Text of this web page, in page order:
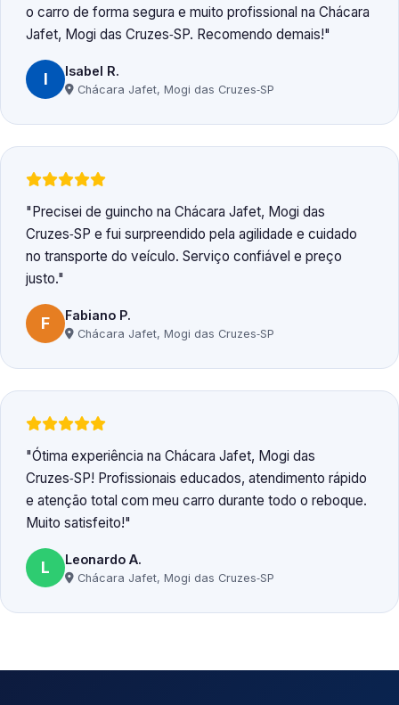
o carro de forma segura e muito profissional na Chácara
Jafet, Mogi das Cruzes‑SP. Recomendo demais!
I Isabel R.
Chácara Jafet, Mogi das Cruzes‑SP
Precisei de guincho na Chácara Jafet, Mogi das
Cruzes‑SP e fui surpreendido pela agilidade e cuidado
no transporte do veículo. Serviço confiável e preço
justo.
F Fabiano P.
Chácara Jafet, Mogi das Cruzes‑SP
Ótima experiência na Chácara Jafet, Mogi das
Cruzes‑SP! Profissionais educados, atendimento rápido
e atenção total com meu carro durante todo o reboque.
Muito satisfeito!
L Leonardo A.
Chácara Jafet, Mogi das Cruzes‑SP